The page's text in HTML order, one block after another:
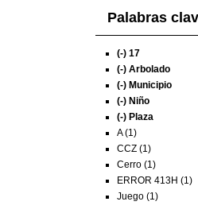
Palabras
(-) 17
(-) Arbolado
(-) Municipio
(-) Niño
(-) Plaza
A (1)
CCZ (1)
Cerro (1)
ERROR 413H (1)
Juego (1)